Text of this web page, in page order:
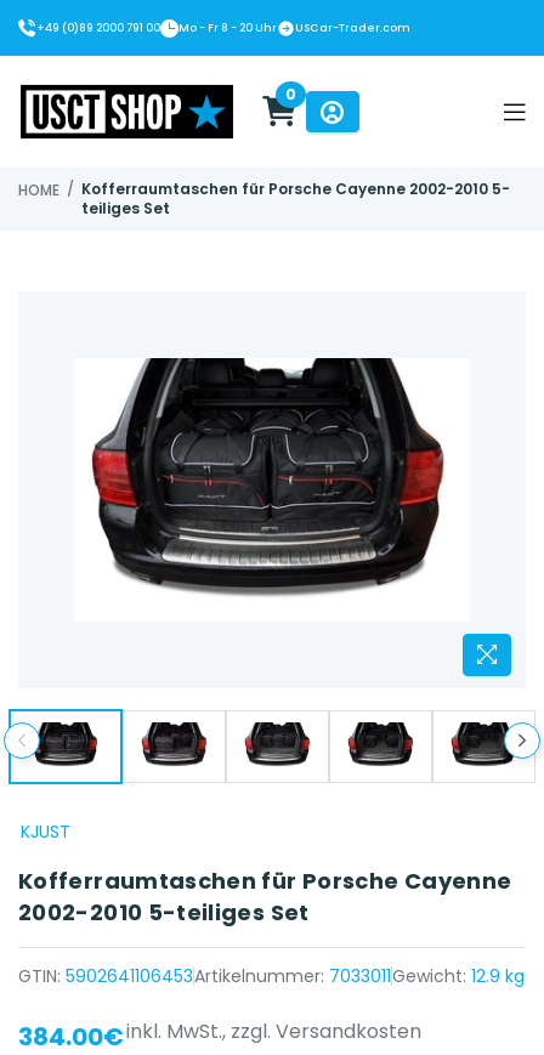
+49 (0)89 2000 791 00 Mo - Fr 8 - 20 Uhr USCar-Trader.com
0
HOME / Kofferraumtaschen für Porsche Cayenne 2002-2010 5-
teiliges Set
KJUST
Kofferraumtaschen für Porsche Cayenne
2002-2010 5-teiliges Set
GTIN: 5902641106453Artikelnummer: 7033011Gewicht: 12.9 kg
{{ name }} auf {{ platform }}
384.00€inkl. MwSt., zzgl. Versandkosten